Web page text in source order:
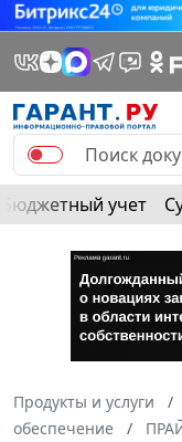
Бюджетный учет
Продукты и услуги
обеспечение